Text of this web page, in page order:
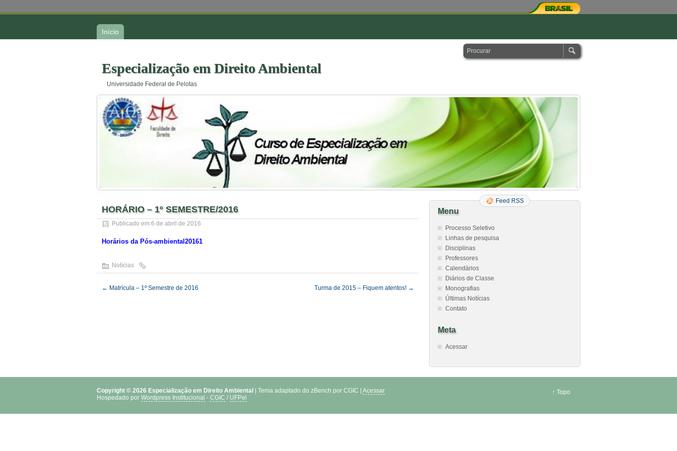
Início
Especialização em Direito Ambiental
Universidade Federal de Pelotas
HORÁRIO – 1º SEMESTRE/2016
Publicado em 6 de abril de 2016
Horários da Pós-ambiental20161
Notícias
← Matrícula – 1º Semestre de 2016 Turma de 2015 – Fiquem atentos! →
Menu
Processo Seletivo
Linhas de pesquisa
Disciplinas
Professores
Calendários
Diários de Classe
Monografias
Últimas Notícias
Contato
Meta
Acessar
Feed RSS
Copyright © 2026 Especialização em Direito Ambiental | Tema adaptado do zBench por CGIC | Acessar
Hospedado por Wordpress Institucional - CGIC / UFPel
↑ Topo